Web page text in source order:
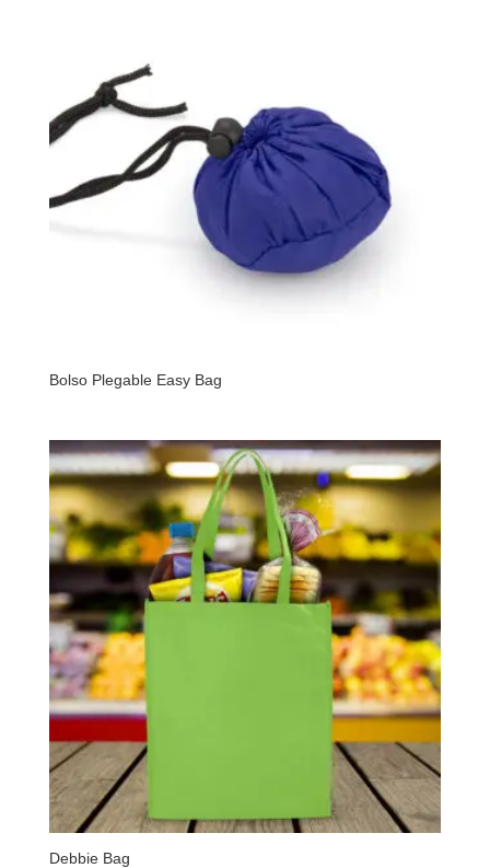
Bolso Plegable Easy Bag
Debbie Bag